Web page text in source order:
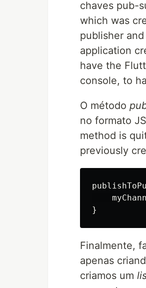
chaves pub-
which was
publisher
application
have the
console, to
O método
no formato
method is
previously
Finalmente,
apenas
criamos um